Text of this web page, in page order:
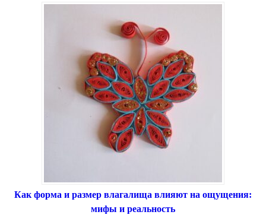
Как форма и размер влагалища влияют на ощущения:
мифы и реальность